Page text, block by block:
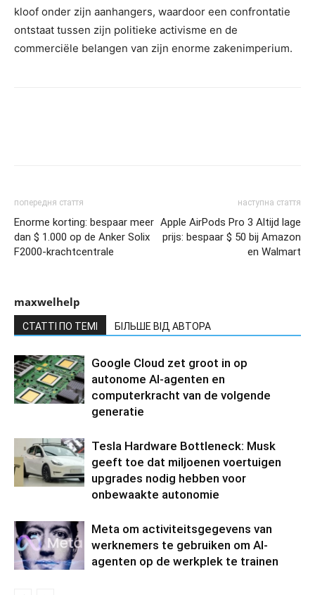
kloof onder zijn aanhangers, waardoor een confrontatie
ontstaat tussen zijn politieke activisme en de
commerciële belangen van zijn enorme zakenimperium.
попередня стаття
Enorme korting: bespaar meer
dan $ 1.000 op de Anker Solix
F2000-krachtcentrale
наступна стаття
Apple AirPods Pro 3 Altijd lage
prijs: bespaar $ 50 bij Amazon
en Walmart
maxwelhelp
СТАТТІ ПО ТЕМІ БІЛЬШЕ ВІД АВТОРА
Google Cloud zet groot in op
autonome AI-agenten en
computerkracht van de volgende
generatie
Tesla Hardware Bottleneck: Musk
geeft toe dat miljoenen voertuigen
upgrades nodig hebben voor
onbewaakte autonomie
Meta om activiteitsgegevens van
werknemers te gebruiken om AI-
agenten op de werkplek te trainen